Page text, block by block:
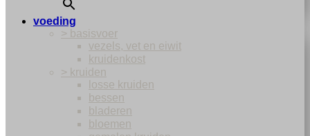
voeding
> basisvoer
vezels, vet en eiwit
kruidenkost
> kruiden
losse kruiden
bessen
bladeren
bloemen